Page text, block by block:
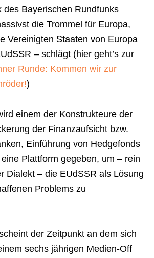
des Bayerischen Rundfunks
die Trommel für Europa,
Vereinigten Staaten von Europa
– schlägt (hier geht’s zur
Runde: Kommen wir zur
)
einem der Konstrukteure der
der Finanzaufsicht bzw.
Einführung von Hedgefonds
Plattform gegeben, um – rein
Dialekt – die EUdSSR als Lösung
Problems zu
der Zeitpunkt an dem sich
sechs jährigen Medien-Off